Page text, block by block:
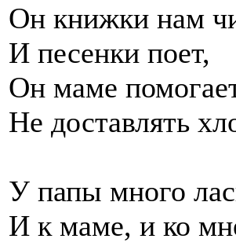
Он книжки нам
И песенки поет,
Он маме
Не доставлять
У папы много
И к маме, и ко